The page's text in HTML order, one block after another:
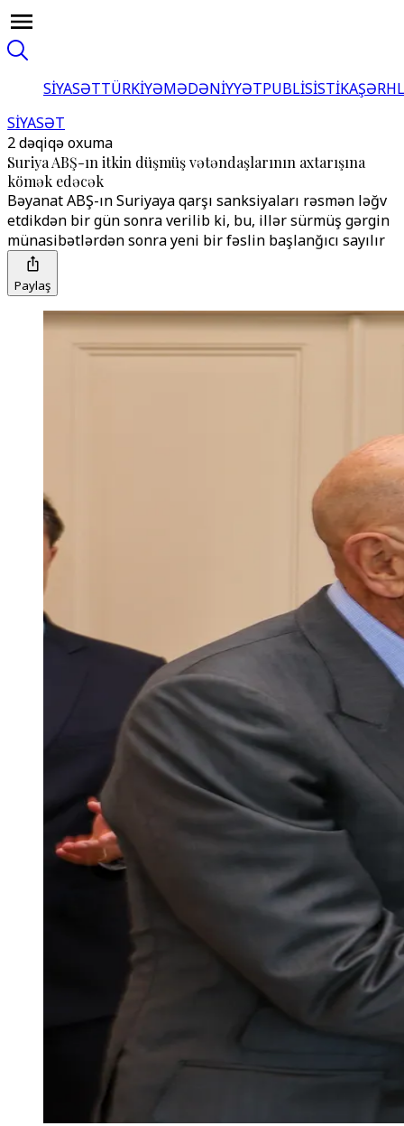
SİYASƏTTÜRKİYƏMƏDƏNİYYƏTPUBLİSİSTİKA
SİYASƏT
2 dəqiqə oxuma
Suriya ABŞ-ın itkin düşmüş vətəndaşlarının axtarışına
kömək edəcək
Bəyanat ABŞ-ın Suriyaya qarşı sanksiyaları rəsmən ləğv
etdikdən bir gün sonra verilib ki, bu, illər sürmüş gərgin
münasibətlərdən sonra yeni bir fəslin başlanğıcı sayılır
Paylaş